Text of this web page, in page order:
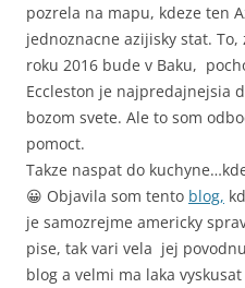
pozrela na mapu, kdeze ten
jednoznacne azijisky stat. To,
roku 2016 bude v Baku,
Eccleston je najpredajnejsia
bozom svete. Ale to som
pomoct.
Takze naspat do
😀 Objavila som tento blog,
je samozrejme americky
pise, tak vari vela jej
blog a velmi ma laka